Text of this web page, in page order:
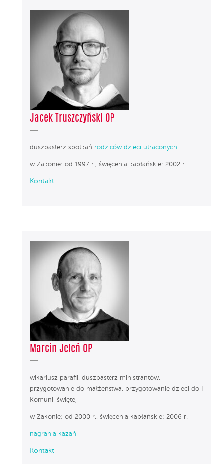
Jacek Truszczyński OP
duszpasterz spotkań rodziców dzieci utraconych
w Zakonie: od 1997 r., święcenia kapłańskie: 2002 r.
Kontakt
Marcin Jeleń OP
wikariusz parafii, duszpasterz ministrantów,
przygotowanie do małżeństwa, przygotowanie dzieci do I
Komunii świętej
w Zakonie: od 2000 r., święcenia kapłańskie: 2006 r.
nagrania kazań
Kontakt